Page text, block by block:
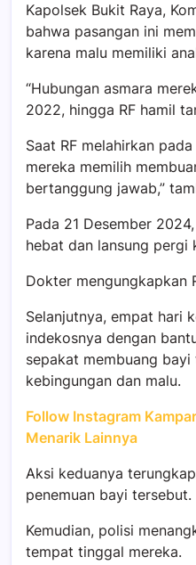
Kapolsek Bukit Raya,
bahwa pasangan ini
karena malu memiliki
“Hubungan asmara
2022, hingga RF hamil
Saat RF melahirkan
mereka memilih
bertanggung jawab,”
Pada 21 Desember
hebat dan lansung pergi
Dokter mengungkapkan
Selanjutnya, empat hari
indekosnya dengan
sepakat membuang
kebingungan dan malu.
Follow Instagram
Menarik Lainnya
Aksi keduanya
penemuan bayi tersebut.
Kemudian, polisi
tempat tinggal mereka.